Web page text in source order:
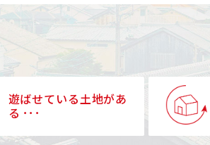
遊ばせている土地があ
る ･･･